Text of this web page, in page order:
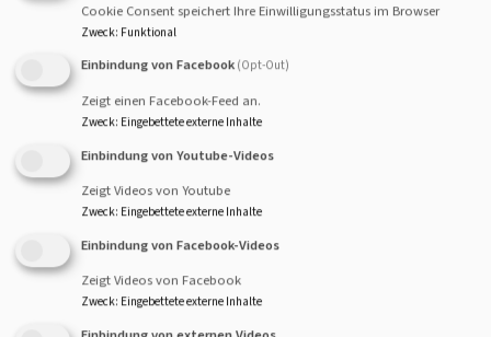
Schulungen und Fortbildungen spielen eine
entscheidende Rolle bei der Sensibilisierung zum Thema
Prävention sexualisierter Gewalt. Sie zielen darauf ab
Mitarbeitende sprach- und handlungsfähig in diesem
Bereich zu machen.
Nach der Richtlinie der Evangelischen Kirche in
Deutschland zum Schutz vor sexualisierter Gewalt sollen
Cookie Consent speichert Ihre Einwilligungsstatus im Browser
Zweck: Funktional
Einbindung von Facebook (Opt-Out)
Zeigt einen Facebook-Feed an.
Zweck: Eingebettete externe Inhalte
Einbindung von Youtube-Videos
Zeigt Videos von Youtube
Zweck: Eingebettete externe Inhalte
Einbindung von Facebook-Videos
Zeigt Videos von Facebook
Zweck: Eingebettete externe Inhalte